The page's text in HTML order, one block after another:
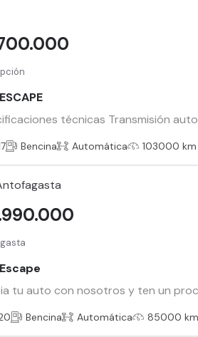
técnicas Transmisión
Bencina Automática 103000 km
tu auto con nosotros y ten un
Bencina Automática 85000 km